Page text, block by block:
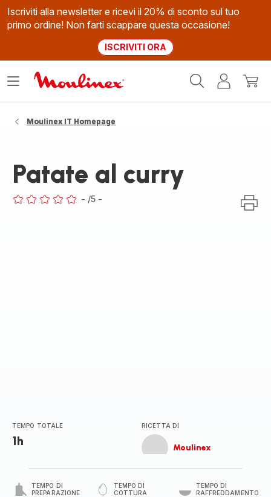
Iscriviti alla newsletter e ricevi il 20% di sconto sul tuo
primo ordine! Non farti scappare questa occasione!
ISCRIVITI ORA
Il
Apri
Moulinex IT Homepage
Patate al curry
- /5 -
TEMPO TOTALE
1h
RICETTA DI
Moulinex
TEMPO DI
PREPARAZIONE
TEMPO DI
COTTURA
TEMPO DI
RAFFREDDAMENTO